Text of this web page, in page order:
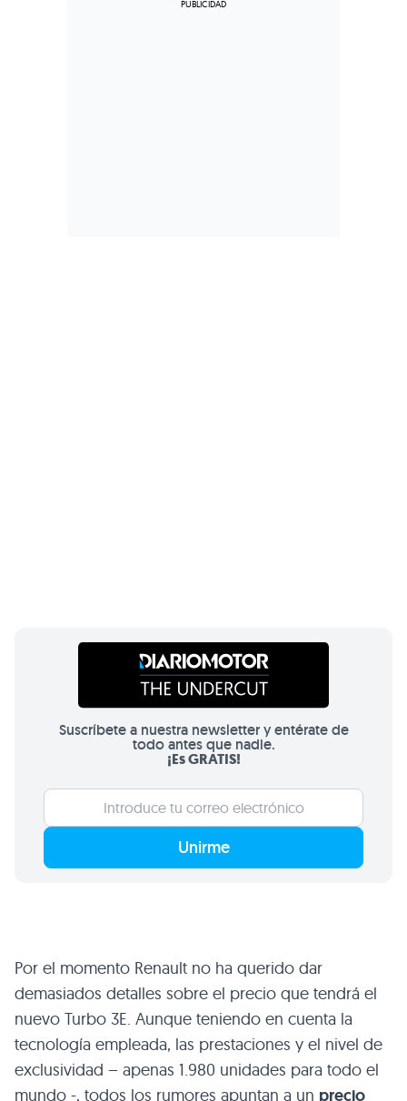
Suscríbete a nuestra newsletter y entérate de
todo antes que nadie.
¡Es GRATIS!
Unirme
Por el momento Renault no ha querido dar
demasiados detalles sobre el precio que tendrá el
nuevo Turbo 3E. Aunque teniendo en cuenta la
tecnología empleada, las prestaciones y el nivel de
exclusividad – apenas 1.980 unidades para todo el
mundo -, todos los rumores apuntan a un precio